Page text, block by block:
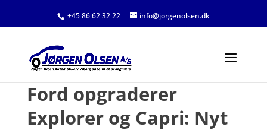
+45 86 62 32 22 info@jorgenolsen.dk
Ford opgraderer
Explorer og Capri: Nyt